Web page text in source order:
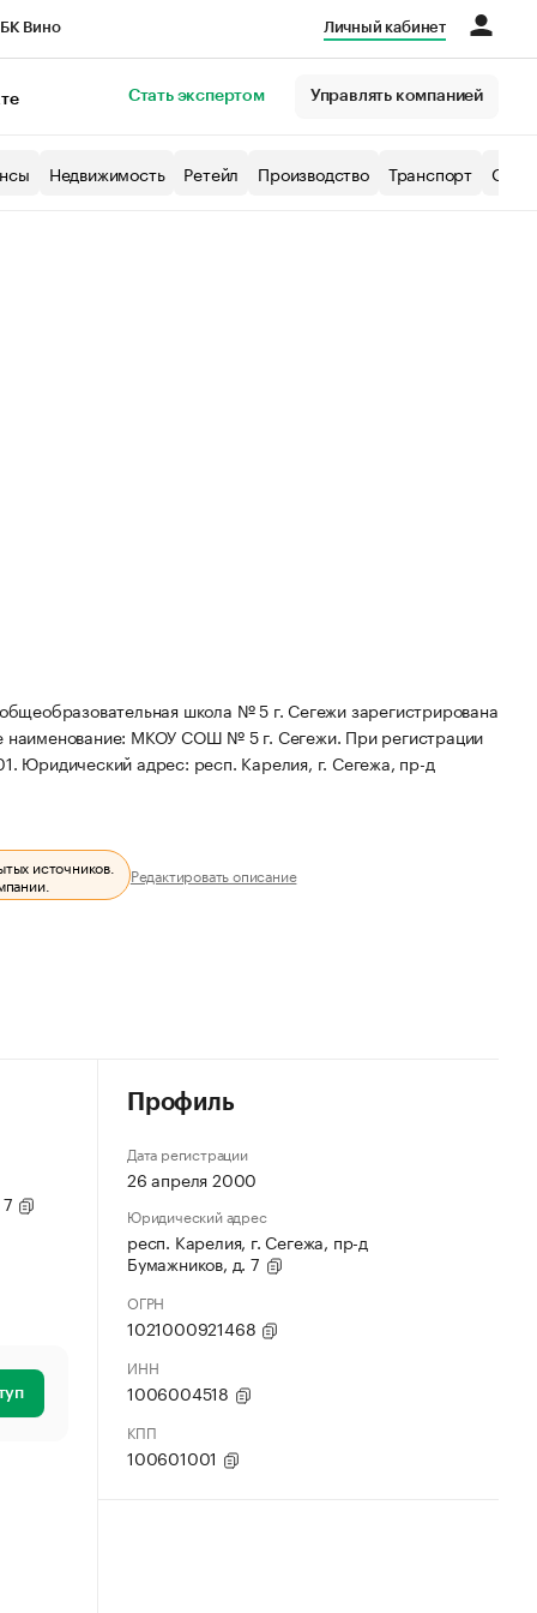
Вино Личный кабинет
Стать экспертом Управлять компанией
Недвижимость Ретейл Производство Транспорт
школа № 5 г. Сегежи зарегистрирована
наименование: МКОУ СОШ № 5 г. Сегежи. При регистрации
Юридический адрес: респ. Карелия, г. Сегежа, пр-д
источников. Редактировать описание
Профиль
Дата регистрации
26 апреля 2000
Юридический адрес
респ. Карелия, г. Сегежа, пр-д
Бумажников, д. 7
ОГРН
1021000921468
ИНН
1006004518
КПП
100601001